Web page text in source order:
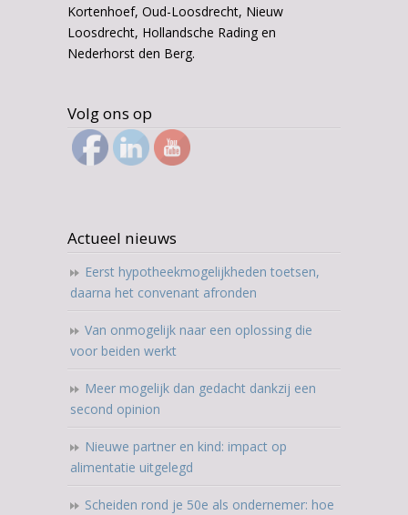
Kortenhoef, Oud-Loosdrecht, Nieuw
Loosdrecht, Hollandsche Rading en
Nederhorst den Berg.
Volg ons op
Actueel nieuws
Eerst hypotheekmogelijkheden toetsen,
daarna het convenant afronden
Van onmogelijk naar een oplossing die
voor beiden werkt
Meer mogelijk dan gedacht dankzij een
second opinion
Nieuwe partner en kind: impact op
alimentatie uitgelegd
Scheiden rond je 50e als ondernemer: hoe